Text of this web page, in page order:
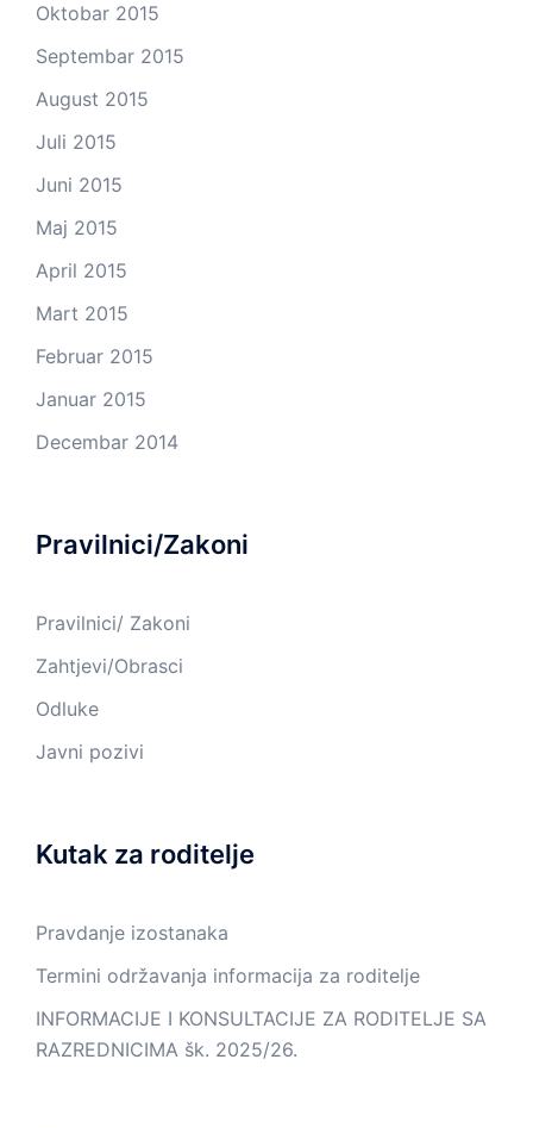
Oktobar 2015
Septembar 2015
August 2015
Juli 2015
Juni 2015
Maj 2015
April 2015
Mart 2015
Februar 2015
Januar 2015
Decembar 2014
Pravilnici/Zakoni
Pravilnici/ Zakoni
Zahtjevi/Obrasci
Odluke
Javni pozivi
Kutak za roditelje
Pravdanje izostanaka
Termini održavanja informacija za roditelje
INFORMACIJE I KONSULTACIJE ZA RODITELJE SA
RAZREDNICIMA šk. 2025/26.